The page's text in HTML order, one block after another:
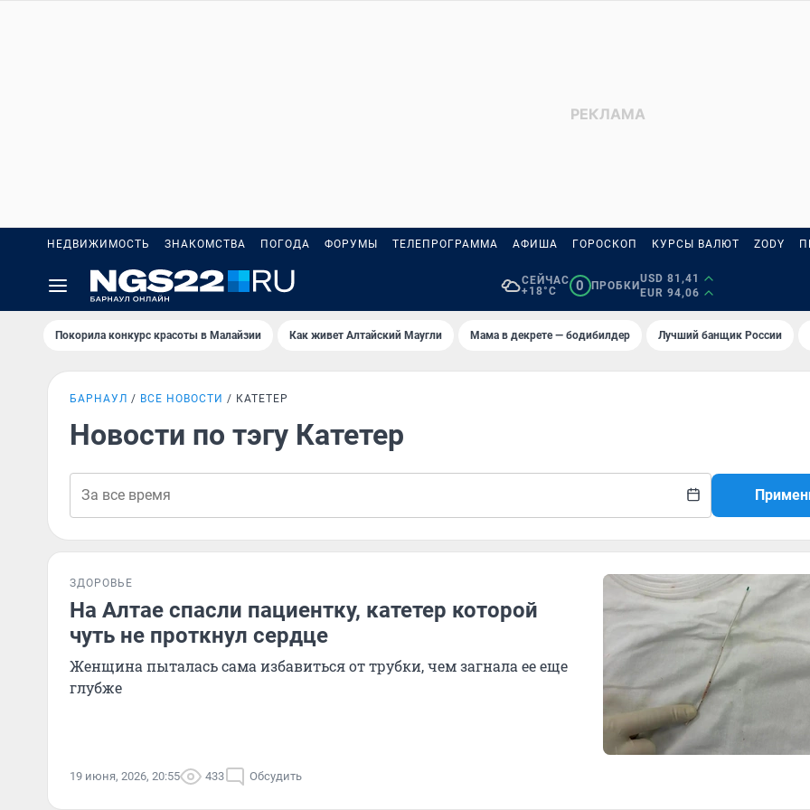
НЕДВИЖИМОСТЬ ЗНАКОМСТВА ПОГОДА ФОРУМЫ ТЕЛЕПРОГРАММА АФИША ГОРОСКОП КУРСЫ ВАЛЮТ ZODY
СЕЙЧАС
+18°C
0 ПРОБКИ
USD 81,41
EUR 94,06
Покорила конкурс красоты в Малайзии Как живет Алтайский Маугли Мама в декрете — бодибилдер Лучший банщик России
БАРНАУЛ ВСЕ НОВОСТИ КАТЕТЕР
Новости по тэгу Катетер
ЗДОРОВЬЕ
На Алтае спасли пациентку, катетер которой
чуть не проткнул сердце
Женщина пыталась сама избавиться от трубки, чем загнала ее еще
глубже
19 июня, 2026, 20:55 433 Обсудить